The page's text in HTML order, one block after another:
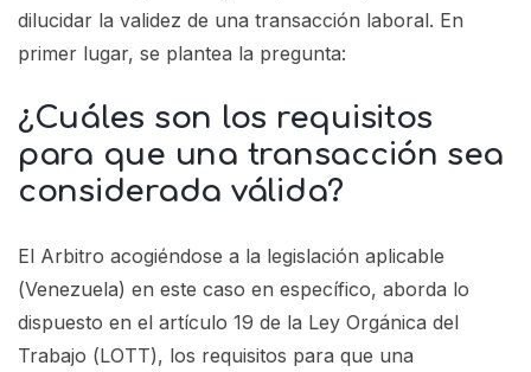
dilucidar la validez de una transacción laboral. En
primer lugar, se plantea la pregunta:
¿Cuáles son los requisitos
para que una transacción sea
considerada válida?
El Arbitro acogiéndose a la legislación aplicable
(Venezuela) en este caso en específico, aborda lo
dispuesto en el artículo 19 de la Ley Orgánica del
Trabajo (LOTT), los requisitos para que una